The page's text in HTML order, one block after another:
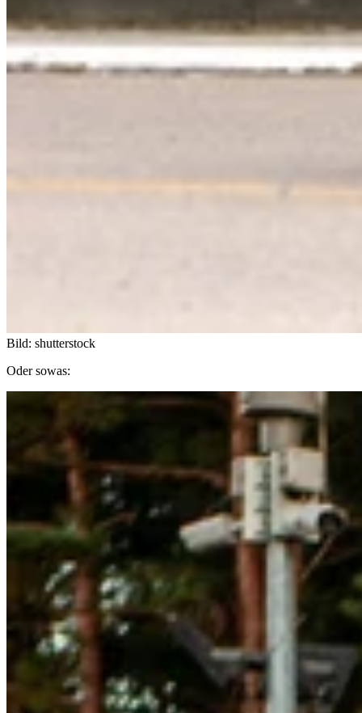
Bild: shutterstock
Oder sowas: